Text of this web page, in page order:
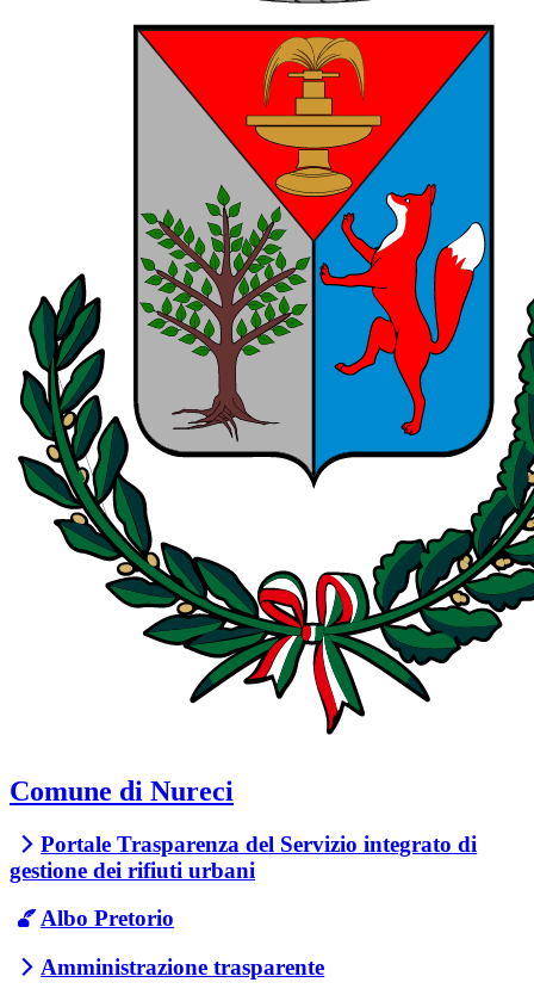
Comune di Nureci
Portale Trasparenza del Servizio integrato di
gestione dei rifiuti urbani
Albo Pretorio
Amministrazione trasparente